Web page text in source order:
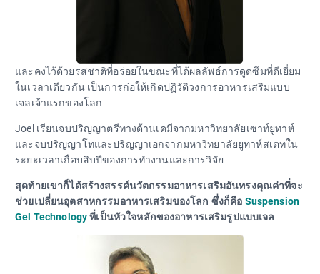
และคงไว้ด้วยรสชาติที่อร่อยในขณะที่ได้ผลลัพธ์การดูดซึมที่ดีเยี่ยม
ในเวลาเดียวกัน เป็นการก่อให้เกิดปฏิวัติวงการอาหารเสริมแบบ
เจลเจ้าแรกของโลก
Joel เรียนจบปริญญาตรีทางด้านเคมีจากมหาวิทยาลัยเซาท์ยูทาห์
และจบปริญญาโทและปริญญาเอกจากมหาวิทยาลัยยูทาห์สเตทใน
ระยะเวลาเกือบสิบปีของการทำงานและการวิจัย
สุดท้ายเขาก็ได้สร้างสรรค์นวัตกรรมอาหารเสริมอันทรงคุณค่าที่จะ
ช่วยเปลี่ยนอุตสาหกรรมอาหารเสริมของโลก ซึ่งก็คือ Suspension
Gel Technologyที่เป็นหัวใจหลักของอาหารเสริมรูปแบบเจล